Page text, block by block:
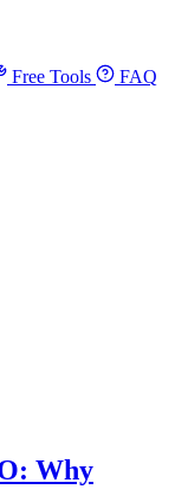
Free Tools
FAQ
Why